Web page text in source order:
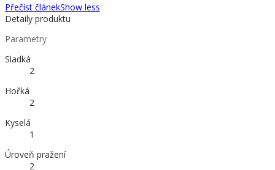
Přečíst článekShow less
Detaily produktu
Parametry
Sladká
2
Hořká
2
Kyselá
1
Úroveň pražení
2